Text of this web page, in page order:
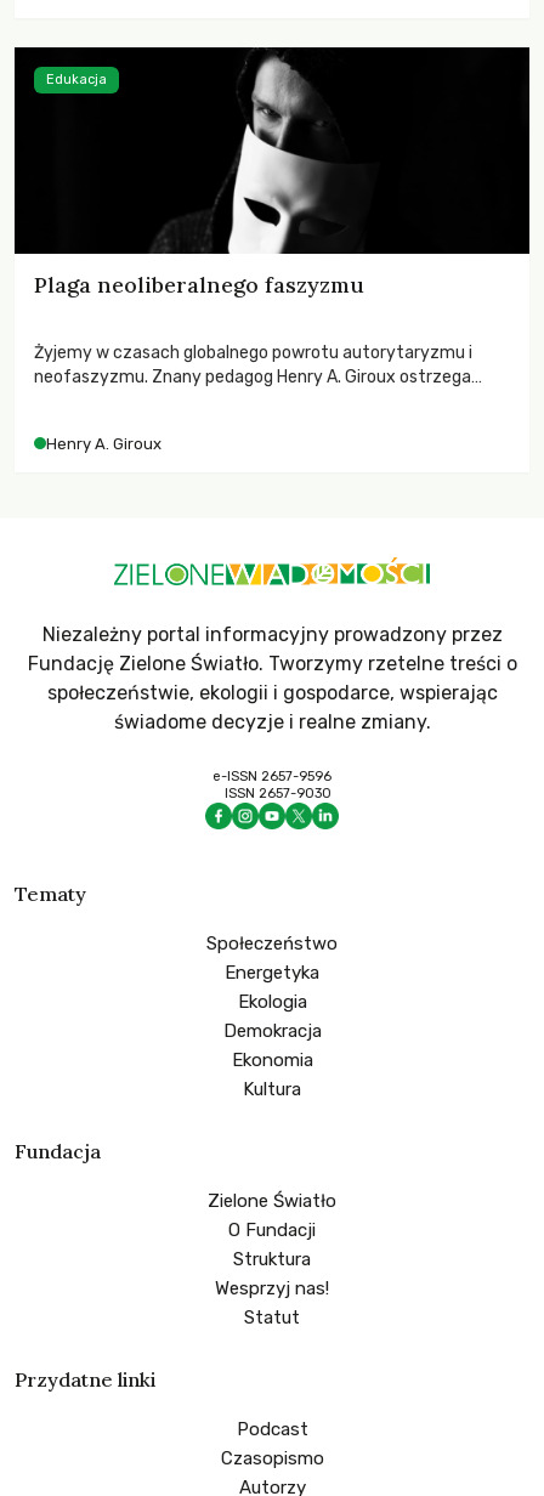
Plaga neoliberalnego faszyzmu
Żyjemy w czasach globalnego powrotu autorytaryzmu i
neofaszyzmu. Znany pedagog Henry A. Giroux ostrzega
wychowają świadomych obywateli?
Henry A. Giroux
Edukacja
Niezależny portal informacyjny prowadzony przez
Fundację Zielone Światło. Tworzymy rzetelne treści o
społeczeństwie, ekologii i gospodarce, wspierając
świadome decyzje i realne zmiany.
e-ISSN 2657-9596
ISSN 2657-9030
Tematy
Społeczeństwo
Energetyka
Ekologia
Demokracja
Ekonomia
Kultura
Fundacja
Zielone Światło
O Fundacji
Struktura
Wesprzyj nas!
Statut
Przydatne linki
Podcast
Czasopismo
Autorzy